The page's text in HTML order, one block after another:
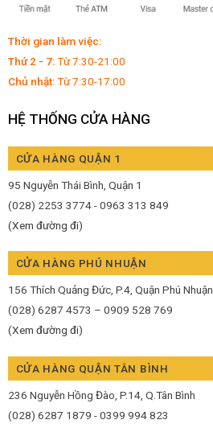
Thời gian làm việc:
Thứ 2 - 7:Từ 7:30-21:00
Chủ nhật:Từ 7:30-17:00
HỆ THỐNG CỬA HÀNG
CỬA HÀNG QUẬN 1
95 Nguyễn Thái Bình, Quận 1
(028) 2253 3774 - 0963 313 849
(Xem đường đi)
CỬA HÀNG PHÚ NHUẬN
156 Thích Quảng Đức, P.4, Quận Phú Nhuận
(028) 6287 4573 – 0909 528 769
(Xem đường đi)
CỬA HÀNG QUẬN TÂN BÌNH
236 Nguyễn Hồng Đào, P.14, Q.Tân Bình
(028) 6287 1879 - 0399 994 823